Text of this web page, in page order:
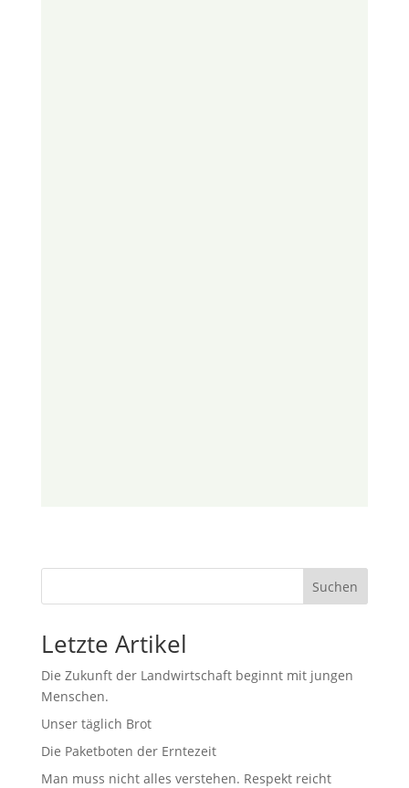
Suchen
Letzte Artikel
Die Zukunft der Landwirtschaft beginnt mit jungen
Menschen.
Unser täglich Brot
Die Paketboten der Erntezeit
Man muss nicht alles verstehen. Respekt reicht